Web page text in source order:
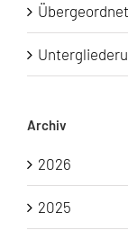
Archiv
2026
2025